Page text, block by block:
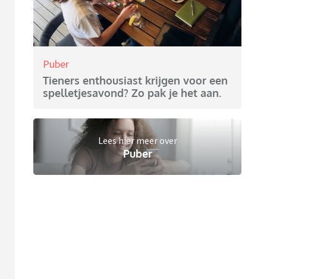
Puber
Tieners enthousiast krijgen voor een
spelletjesavond? Zo pak je het aan.
Lees hier meer over
Puber